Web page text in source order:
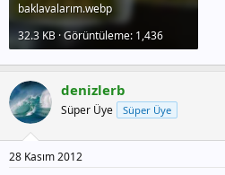
baklavalarım.webp
32.3 KB · Görüntüleme: 1,436
denizlerb
Süper Üye Süper Üye
28 Kasım 2012